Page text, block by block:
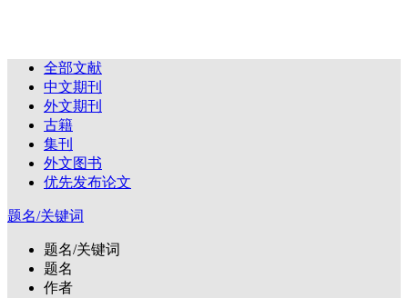
全部文献
中文期刊
外文期刊
古籍
集刊
外文图书
优先发布论文
题名/关键词
题名/关键词
题名
作者